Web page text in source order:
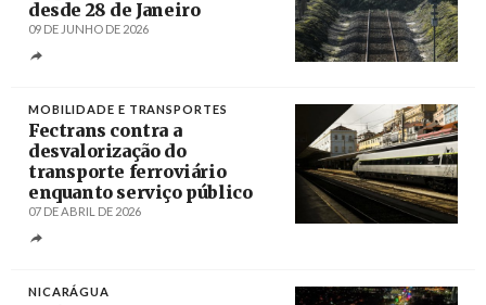
desde 28 de Janeiro
09 DE JUNHO DE 2026
MOBILIDADE E TRANSPORTES
Fectrans contra a
desvalorização do
transporte ferroviário
enquanto serviço público
07 DE ABRIL DE 2026
NICARÁGUA